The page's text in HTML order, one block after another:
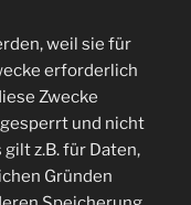
weil sie für
erforderlich
Zwecke
und nicht
z.B. für Daten,
Gründen